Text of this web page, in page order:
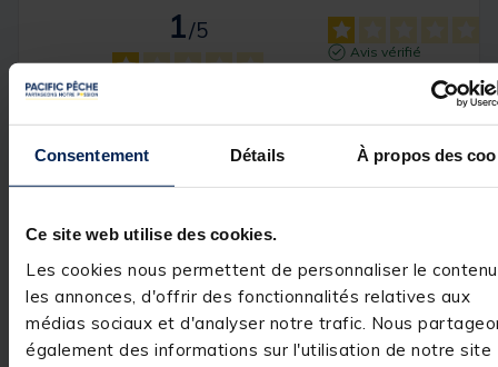
Consentement Détails À propos des
Ce site web utilise des cookies.
Les cookies nous permettent de personnaliser le
les annonces, d'offrir des fonctionnalités relatives aux
médias sociaux et d'analyser notre trafic. Nous
également des informations sur l'utilisation de notre site
1
/5
3étoiles
0
2 étoiles
0
Avis vérifié
Je me prononce pas
expérience du28/10/2025
Nicolas G.
Utile(0)
pacificpeche.com
Bonjour,
Nous sommes
désolés que
votre expérience